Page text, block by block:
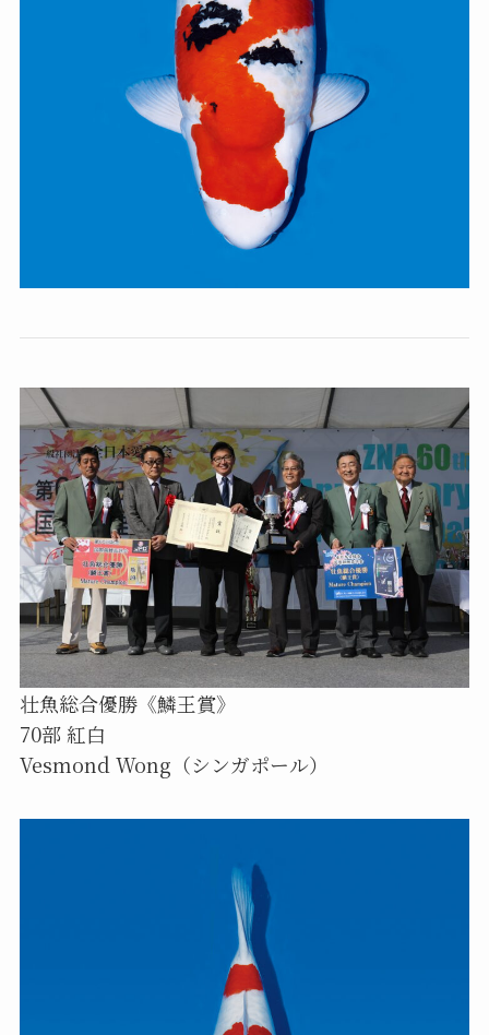
壮魚総合優勝《鱗王賞》
70部 紅白
Vesmond Wong（シンガポール）